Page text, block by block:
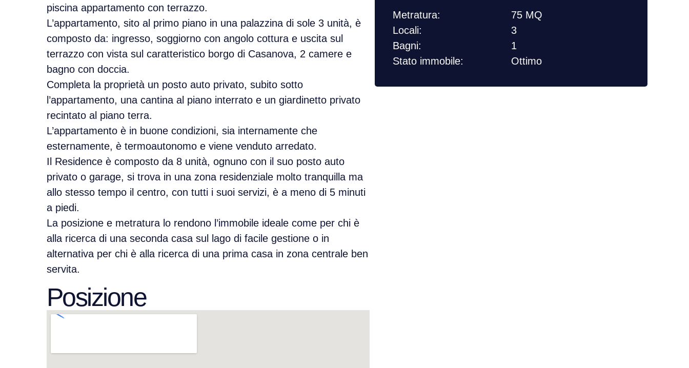
piscina appartamento con terrazzo.
L’appartamento, sito al primo piano in una palazzina di sole 3 unità, è
composto da: ingresso, soggiorno con angolo cottura e uscita sul
terrazzo con vista sul caratteristico borgo di Casanova, 2 camere e
bagno con doccia.
Completa la proprietà un posto auto privato, subito sotto
l’appartamento, una cantina al piano interrato e un giardinetto privato
recintato al piano terra.
L’appartamento è in buone condizioni, sia internamente che
esternamente, è termoautonomo e viene venduto arredato.
Il Residence è composto da 8 unità, ognuno con il suo posto auto
privato o garage, si trova in una zona residenziale molto tranquilla ma
allo stesso tempo il centro, con tutti i suoi servizi, è a meno di 5 minuti
a piedi.
La posizione e metratura lo rendono l’immobile ideale come per chi è
alla ricerca di una seconda casa sul lago di facile gestione o in
alternativa per chi è alla ricerca di una prima casa in zona centrale ben
servita.
Posizione
Metratura:
75 MQ
Locali:
3
Bagni:
1
Stato immobile:
Ottimo